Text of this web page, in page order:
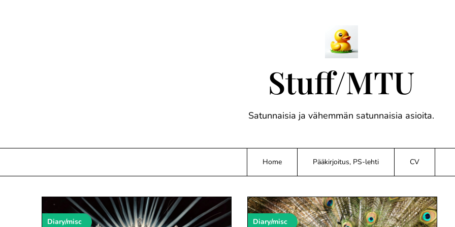
Stuff/MTU
Satunnaisia ja vähemmän satunnaisia asioita.
Home Pääkirjoitus, PS-lehti CV
Diary/misc Diary/misc